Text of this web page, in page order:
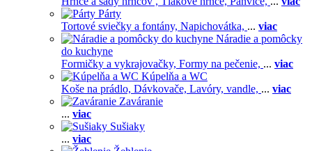
Párty
Tortové sviečky a fontány, Napichovátka, ... viac
Náradie a pomôcky
do kuchyne
Formičky a vykrajovačky, Formy na pečenie, ... viac
Kúpelňa a WC
Koše na prádlo, Dávkovače, Lavóry, vandle, ... viac
Zaváranie
... viac
Sušiaky
... viac